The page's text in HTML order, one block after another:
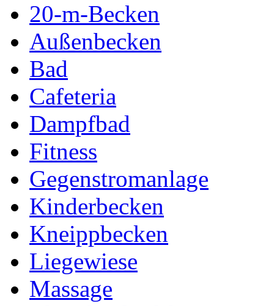
20-m-Becken
Außenbecken
Bad
Cafeteria
Dampfbad
Fitness
Gegenstromanlage
Kinderbecken
Kneippbecken
Liegewiese
Massage